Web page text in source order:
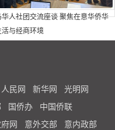
华人社团交流座谈 聚焦在意华侨华
活与经商环境
人民网 新华网
光明网
国侨办
中国侨联
网 意外交部
意内政部